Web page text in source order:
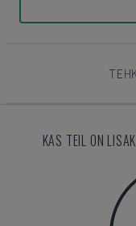
KAS TEIL ON